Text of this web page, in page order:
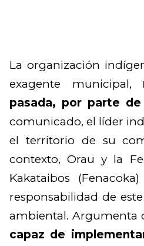
La organización
exagente municipal,
pasada, por parte
comunicado, el líder
el territorio de su
contexto, Orau y la
Kakataibos
responsabilidad de
ambiental. Argumenta
capaz de